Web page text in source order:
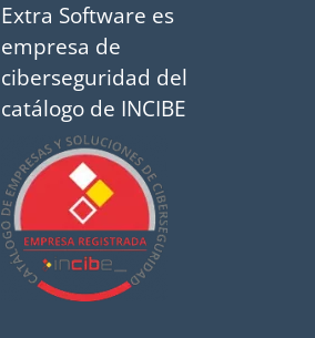
Extra Software es
empresa de
ciberseguridad del
catálogo de INCIBE